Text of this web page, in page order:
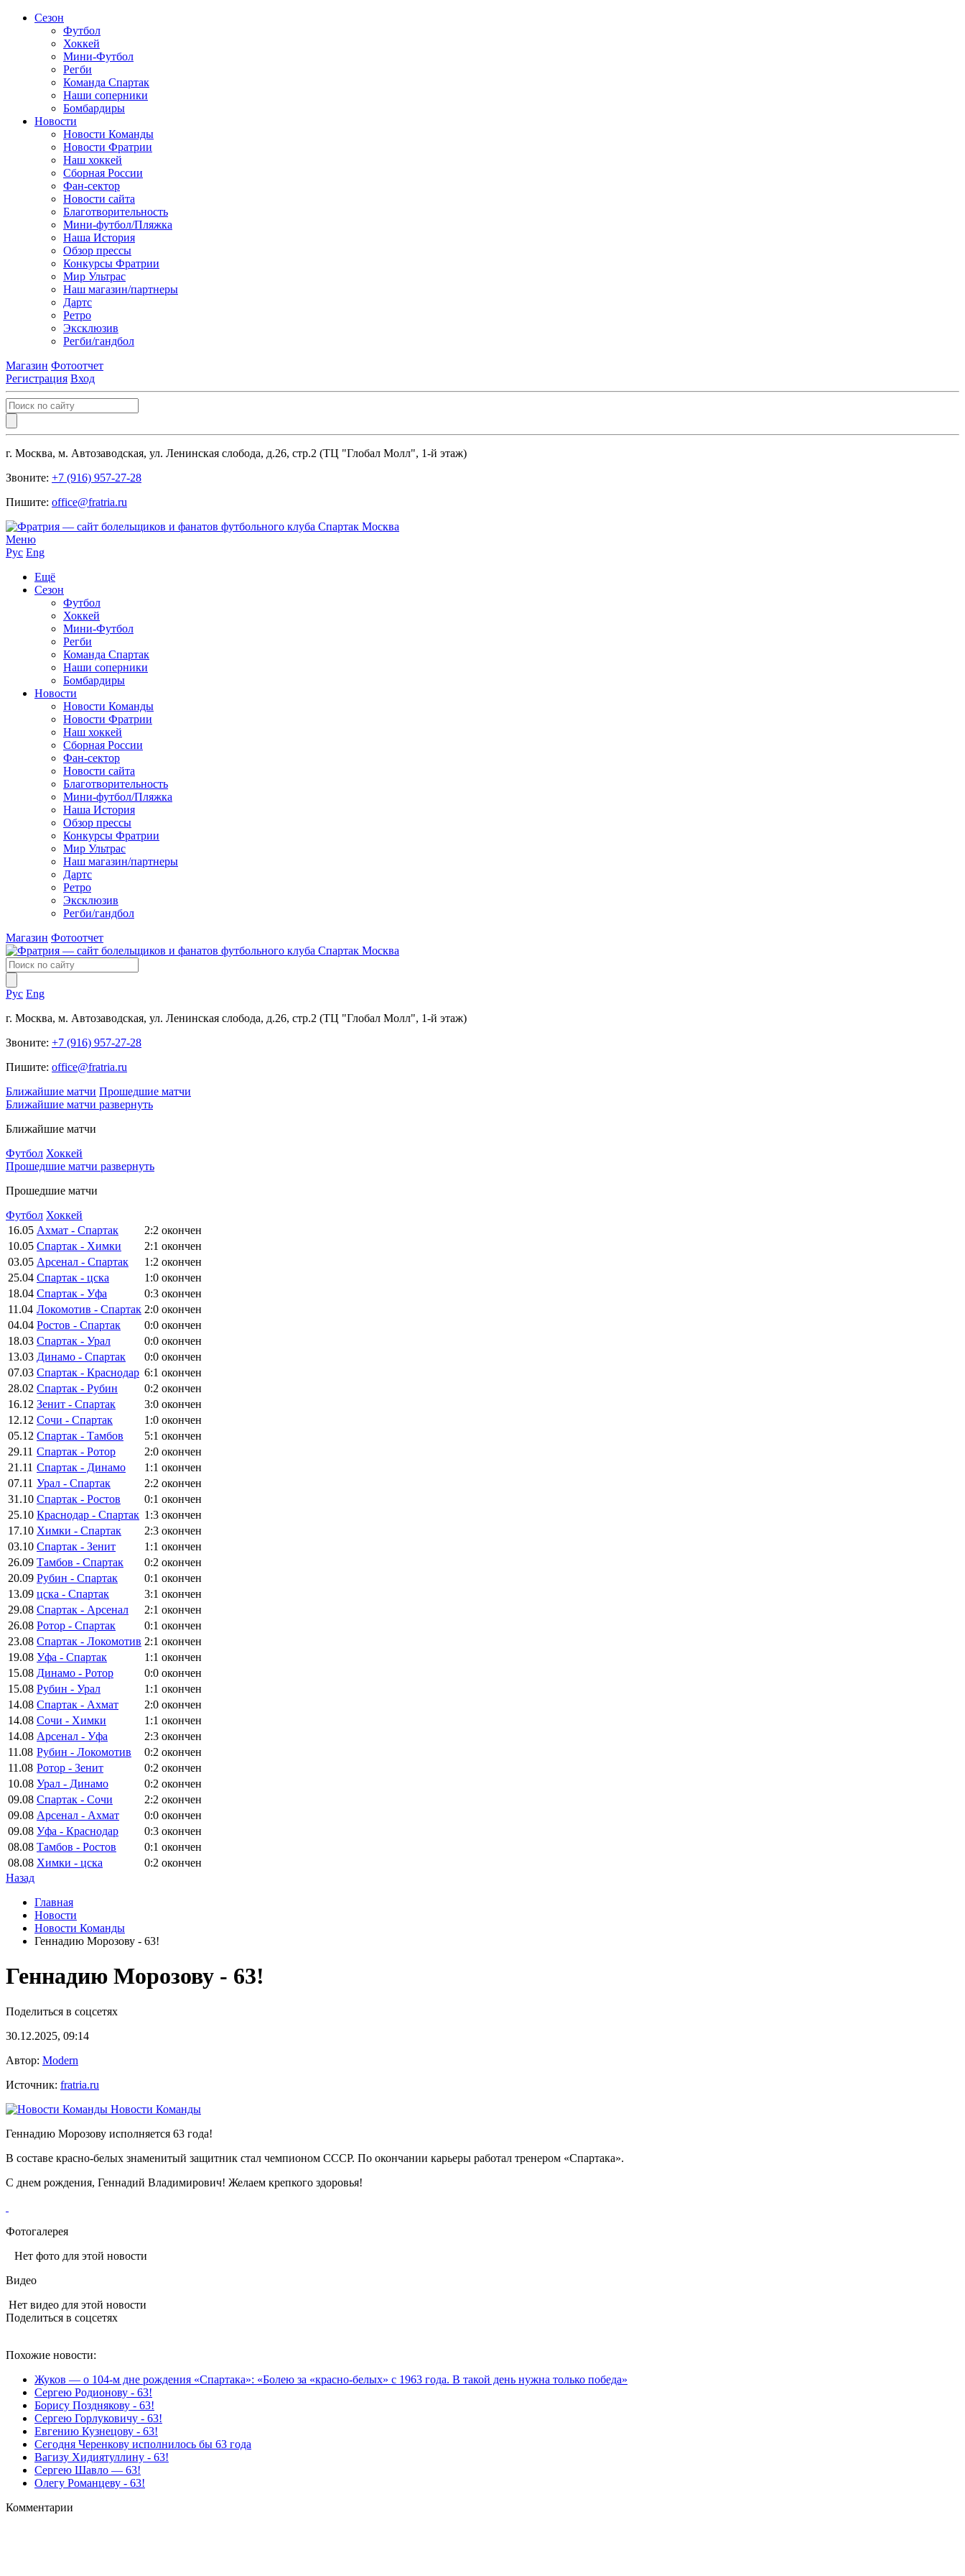
Сезон
Футбол
Хоккей
Мини-Футбол
Регби
Команда Спартак
Наши соперники
Бомбардиры
Новости
Новости Команды
Новости Фратрии
Наш хоккей
Сборная России
Фан-cектор
Новости сайта
Благотворительность
Мини-футбол/Пляжка
Наша История
Обзор прессы
Конкурсы Фратрии
Мир Ультрас
Наш магазин/партнеры
Дартс
Ретро
Эксклюзив
Регби/гандбол
Магазин Фотоотчет
Регистрация Вход
г. Москва, м. Автозаводская, ул. Ленинская слобода, д.26, стр.2 (ТЦ "Глобал Молл", 1-й этаж)
Звоните: +7 (916) 957-27-28
Пишите: office@fratria.ru
Меню
Рус Eng
Ещё
Сезон
Футбол
Хоккей
Мини-Футбол
Регби
Команда Спартак
Наши соперники
Бомбардиры
Новости
Новости Команды
Новости Фратрии
Наш хоккей
Сборная России
Фан-cектор
Новости сайта
Благотворительность
Мини-футбол/Пляжка
Наша История
Обзор прессы
Конкурсы Фратрии
Мир Ультрас
Наш магазин/партнеры
Дартс
Ретро
Эксклюзив
Регби/гандбол
Магазин Фотоотчет
Рус Eng
г. Москва, м. Автозаводская, ул. Ленинская слобода, д.26, стр.2 (ТЦ "Глобал Молл", 1-й этаж)
Звоните: +7 (916) 957-27-28
Пишите: office@fratria.ru
Ближайшие матчи Прошедшие матчи
Ближайшие матчи развернуть
Ближайшие матчи
Футбол Хоккей
Прошедшие матчи развернуть
Прошедшие матчи
Футбол Хоккей
16.05 Ахмат - Спартак 2:2 окончен
10.05 Спартак - Химки 2:1 окончен
03.05 Арсенал - Спартак 1:2 окончен
25.04 Спартак - цска 1:0 окончен
18.04 Спартак - Уфа 0:3 окончен
11.04 Локомотив - Спартак 2:0 окончен
04.04 Ростов - Спартак 0:0 окончен
18.03 Спартак - Урал 0:0 окончен
13.03 Динамо - Спартак 0:0 окончен
07.03 Спартак - Краснодар 6:1 окончен
28.02 Спартак - Рубин 0:2 окончен
16.12 Зенит - Спартак 3:0 окончен
12.12 Сочи - Спартак 1:0 окончен
05.12 Спартак - Тамбов 5:1 окончен
29.11 Спартак - Ротор 2:0 окончен
21.11 Спартак - Динамо 1:1 окончен
07.11 Урал - Спартак 2:2 окончен
31.10 Спартак - Ростов 0:1 окончен
25.10 Краснодар - Спартак 1:3 окончен
17.10 Химки - Спартак 2:3 окончен
03.10 Спартак - Зенит 1:1 окончен
26.09 Тамбов - Спартак 0:2 окончен
20.09 Рубин - Спартак 0:1 окончен
13.09 цска - Спартак 3:1 окончен
29.08 Спартак - Арсенал 2:1 окончен
26.08 Ротор - Спартак 0:1 окончен
23.08 Спартак - Локомотив 2:1 окончен
19.08 Уфа - Спартак 1:1 окончен
15.08 Динамо - Ротор 0:0 окончен
15.08 Рубин - Урал 1:1 окончен
14.08 Спартак - Ахмат 2:0 окончен
14.08 Сочи - Химки 1:1 окончен
14.08 Арсенал - Уфа 2:3 окончен
11.08 Рубин - Локомотив 0:2 окончен
11.08 Ротор - Зенит 0:2 окончен
10.08 Урал - Динамо 0:2 окончен
09.08 Спартак - Сочи 2:2 окончен
09.08 Арсенал - Ахмат 0:0 окончен
09.08 Уфа - Краснодар 0:3 окончен
08.08 Тамбов - Ростов 0:1 окончен
08.08 Химки - цска 0:2 окончен
Назад
Главная
Новости
Новости Команды
Геннадию Морозову - 63!
Геннадию Морозову - 63!
Поделиться в соцсетях
30.12.2025, 09:14
Автор: Modern
Источник: fratria.ru
Новости Команды
Геннадию Морозову исполняется 63 года!
В составе красно-белых знаменитый защитник стал чемпионом СССР. По окончании карьеры работал тренером «Спартака».
С днем рождения, Геннадий Владимирович! Желаем крепкого здоровья!
Фотогалерея
Нет фото для этой новости
Видео
Нет видео для этой новости
Поделиться в соцсетях
Похожие новости:
Жуков — о 104‑м дне рождения «Спартака»: «Болею за «красно‑белых» с 1963 года. В такой день нужна только победа»
Сергею Родионову - 63!
Борису Позднякову - 63!
Сергею Горлуковичу - 63!
Евгению Кузнецову - 63!
Сегодня Черенкову исполнилось бы 63 года
Вагизу Хидиятуллину - 63!
Сергею Шавло — 63!
Олегу Романцеву - 63!
Комментарии